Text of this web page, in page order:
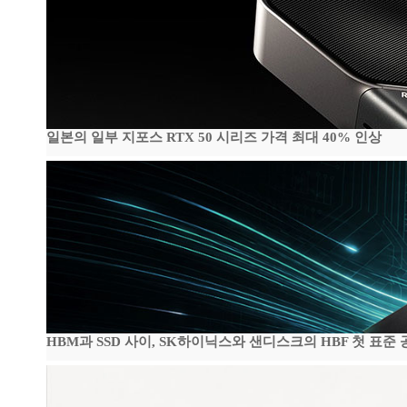
일본의 일부 지포스 RTX 50 시리즈 가격 최대 40% 인상
HBM과 SSD 사이, SK하이닉스와 샌디스크의 HBF 첫 표준